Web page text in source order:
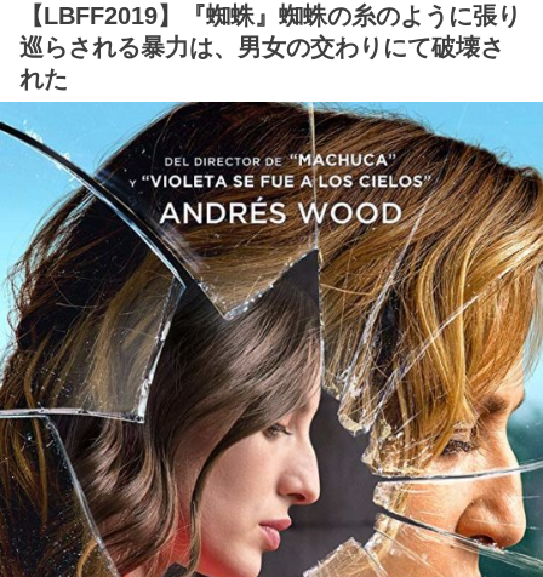
【LBFF2019】『蜘蛛』蜘蛛の糸のように張り
巡らされる暴力は、男女の交わりにて破壊さ
れた